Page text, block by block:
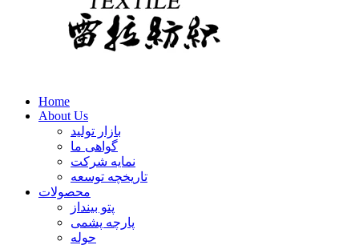
Home
About Us
بازار تولید
گواهی ما
نمایه شرکت
تاریخچه توسعه
محصولات
پتو بینداز
پارچه پشمی
حوله